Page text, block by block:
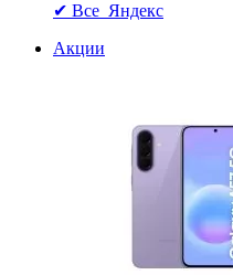
✔ Все Яндекс
Акции